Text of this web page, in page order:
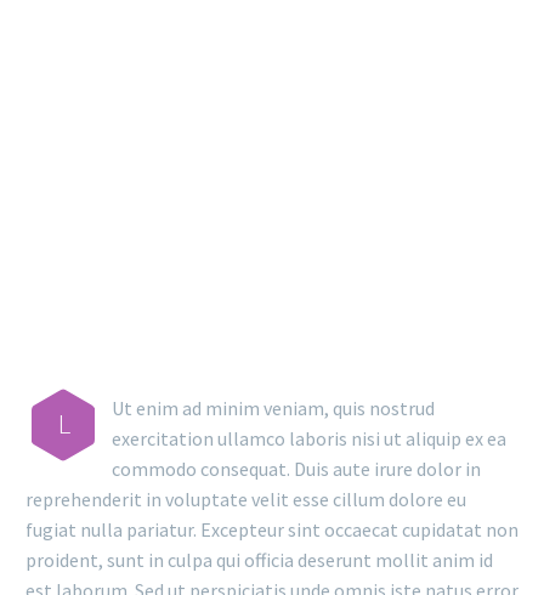
L
Ut enim ad minim veniam, quis nostrud
exercitation ullamco laboris nisi ut aliquip ex ea
commodo consequat. Duis aute irure dolor in
reprehenderit in voluptate velit esse cillum dolore eu
fugiat nulla pariatur. Excepteur sint occaecat cupidatat non
proident, sunt in culpa qui officia deserunt mollit anim id
est laborum. Sed ut perspiciatis unde omnis iste natus error